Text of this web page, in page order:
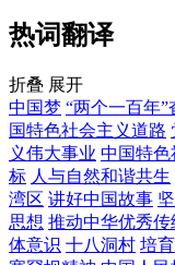
热词翻译
折叠 展开
中国梦 “两个一百年”
国特色社会主义道路
义伟大事业 中国特色
标 人与自然和谐共生
湾区 讲好中国故事
思想 推动中华优秀
体意识 十八洞村 培